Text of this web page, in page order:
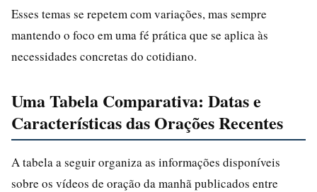
Esses temas se repetem com variações, mas sempre
mantendo o foco em uma fé prática que se aplica às
necessidades concretas do cotidiano.
Uma Tabela Comparativa: Datas e
Características das Orações Recentes
A tabela a seguir organiza as informações disponíveis
sobre os vídeos de oração da manhã publicados entre